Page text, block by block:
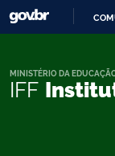
IFF
MINISTÉRIO DA